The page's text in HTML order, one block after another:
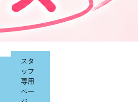
スタ
ッフ
専用
ペー